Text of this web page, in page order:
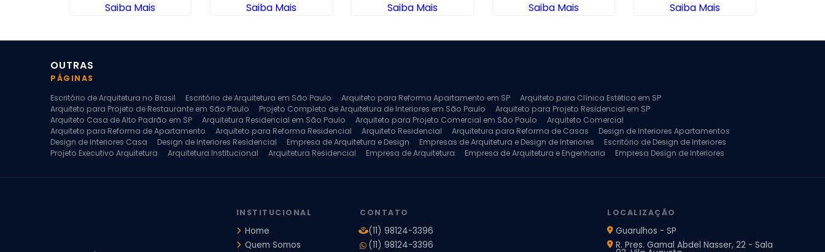
Saiba Mais Saiba Mais Saiba Mais Saiba Mais Saiba Mais
OUTRAS
PÁGINAS
Escritório de Arquitetura no Brasil
Escritório de Arquitetura em São Paulo Arquiteto para Reforma Apartamento em SP
Arquiteto para Clínica Estética em SP
Arquiteto para Projeto de Restaurante em São Paulo
Projeto Completo de Arquitetura de Interiores em São Paulo
Arquiteto para Projeto Residencial em SP
Arquiteto Casa de Alto Padrão em SP
Arquitetura Residencial em São Paulo Arquiteto para Projeto Comercial em São Paulo
Arquiteto Comercial
Arquiteto para Reforma de Apartamento
Arquiteto para Reforma Residencial Arquiteto Residencial Arquitetura para Reforma de Casas
Design de Interiores Apartamentos
Design de Interiores Casa
Design de Interiores Residencial Empresa de Arquitetura e Design Empresas de Arquitetura e Design de Interiores
Escritório de Design de Interiores
Projeto Executivo Arquitetura
Arquitetura Institucional Arquitetura Residencial Empresa de Arquitetura Empresa de Arquitetura e Engenharia
Empresa Design de Interiores
INSTITUCIONAL
Home
Quem Somos
CONTATO
(11) 98124-3396
(11) 98124-3396
LOCALIZAÇÃO
Guarulhos - SP
R. Pres. Gamal Abdel Nasser, 22 - Sala